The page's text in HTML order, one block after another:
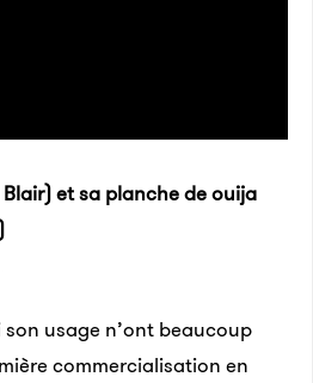
et sa planche de ouija
usage n’ont beaucoup
commercialisation en